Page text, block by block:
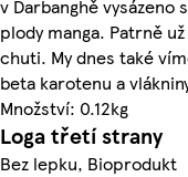
v Darbanghě
plody manga. Patrně
chuti. My dnes také
beta karotenu a
Množství: 0.12kg
Loga třetí strany
Bez lepku, Bioprodukt